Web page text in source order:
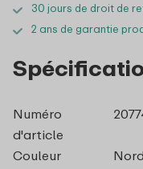
30 jours de droit de
2 ans de garantie
Numéro
d'article
Couleur